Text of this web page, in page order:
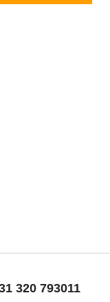
320 793011